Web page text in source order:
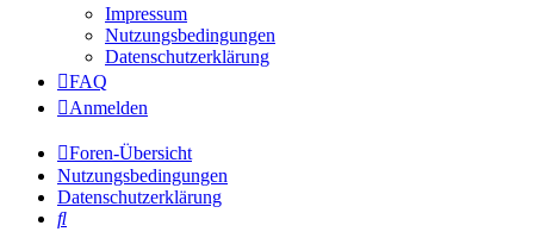
Impressum
Nutzungsbedingungen
Datenschutzerklärung
FAQ
Anmelden
Foren-Übersicht
Nutzungsbedingungen
Datenschutzerklärung
Suche